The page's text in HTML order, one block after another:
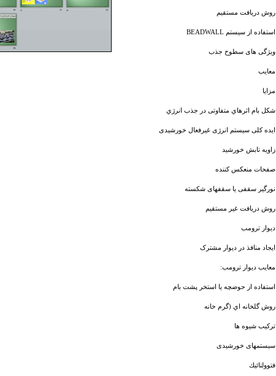
روش دريافت مستقيم
استفاده از سیستم BEADWALL
ویژگی های سطوح جذب
معایب
مزایا
شکل بام اثرهاي متفاوتی در جذب انرژي
ایده کلی سیستم انرژی غیرفعال خورشیدی
زاویه تابش خورشید
صفحات منعکس کننده
نورگیر سقفی یا سقفهای شکسته
روش دريافت غیر مستقيم
دیوار ترومب
ایجاد منافذ در دیوار مشترک
معایب دیوار ترومب:
استفاده از حوضچه یا استخر پشت بام
روش گلخانه اي (گرم خانه
ترکیب شیوه ها
سیستمهای خورشیدی
فتوولتائيك